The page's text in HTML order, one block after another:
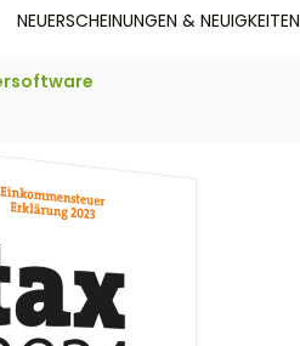
NEUERSCHEINUNGEN & NEUIGKEITEN